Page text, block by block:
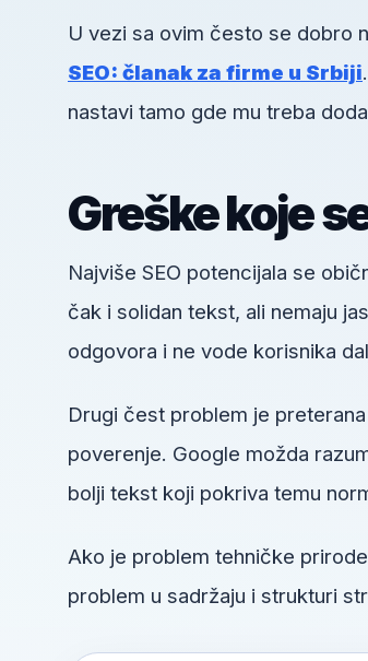
U vezi sa ovim često se dobro
SEO: članak za firme u Srbiji
nastavi tamo gde mu treba
Greške koje
Najviše SEO potencijala se
čak i solidan tekst, ali nemaju
odgovora i ne vode korisnika
Drugi čest problem je
poverenje. Google možda
bolji tekst koji pokriva temu
Ako je problem tehničke
problem u sadržaju i strukturi